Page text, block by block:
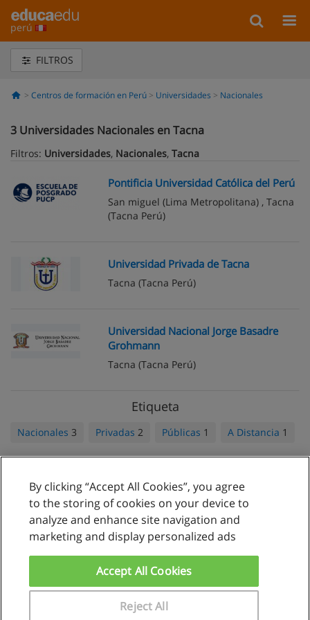
perú
FILTROS
Centros de formación en Perú Universidades Nacionales
3 Universidades Nacionales en Tacna
Filtros: Universidades, Nacionales, Tacna
Pontificia Universidad Católica del Perú
San miguel (Lima Metropolitana) , Tacna
(Tacna Perú)
Universidad Privada de Tacna
Tacna (Tacna Perú)
Universidad Nacional Jorge Basadre
Grohmann
Tacna (Tacna Perú)
Etiqueta
Nacionales 3 Privadas 2 Públicas 1 A Distancia 1
Reglas de uso
Privacidad de datos
www.educaedu.com.pe
By clicking “Accept All Cookies”, you agree
to the storing of cookies on your device to
analyze and enhance site navigation and
marketing and display personalized ads
Reject All
Accept All Cookies